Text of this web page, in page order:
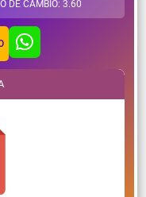
DE CAMBIO: 3.60